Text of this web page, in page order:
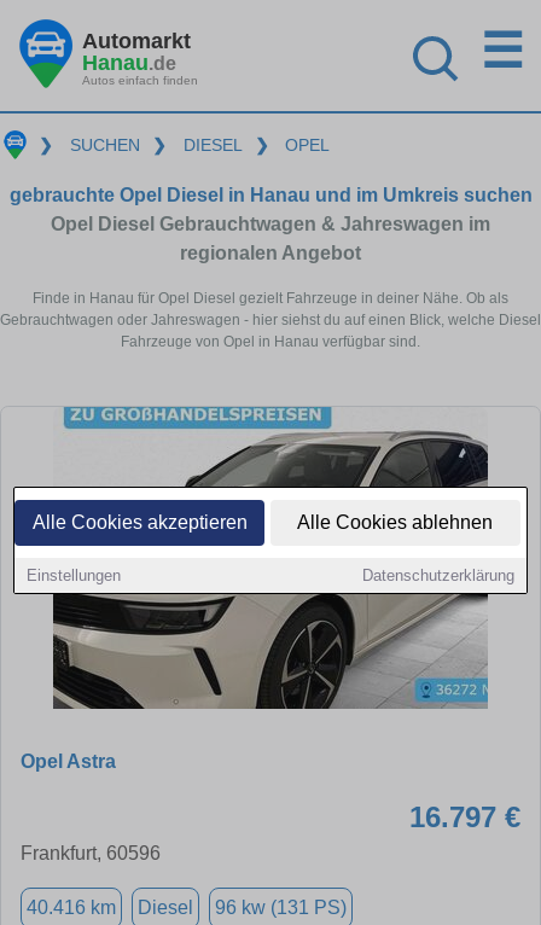
Alle Cookies akzeptieren Alle Cookies ablehnen
Einstellungen Datenschutzerklärung
Automarkt
Hanau.de
Autos einfach finden
☰
❯ SUCHEN ❯ DIESEL ❯ OPEL
gebrauchte Opel Diesel in Hanau und im Umkreis suchen
Opel Diesel Gebrauchtwagen & Jahreswagen im
regionalen Angebot
Finde in Hanau für Opel Diesel gezielt Fahrzeuge in deiner Nähe. Ob als
Gebrauchtwagen oder Jahreswagen - hier siehst du auf einen Blick, welche Diesel
Fahrzeuge von Opel in Hanau verfügbar sind.
Opel Astra
16.797 €
Frankfurt, 60596
40.416 km Diesel 96 kw (131 PS)